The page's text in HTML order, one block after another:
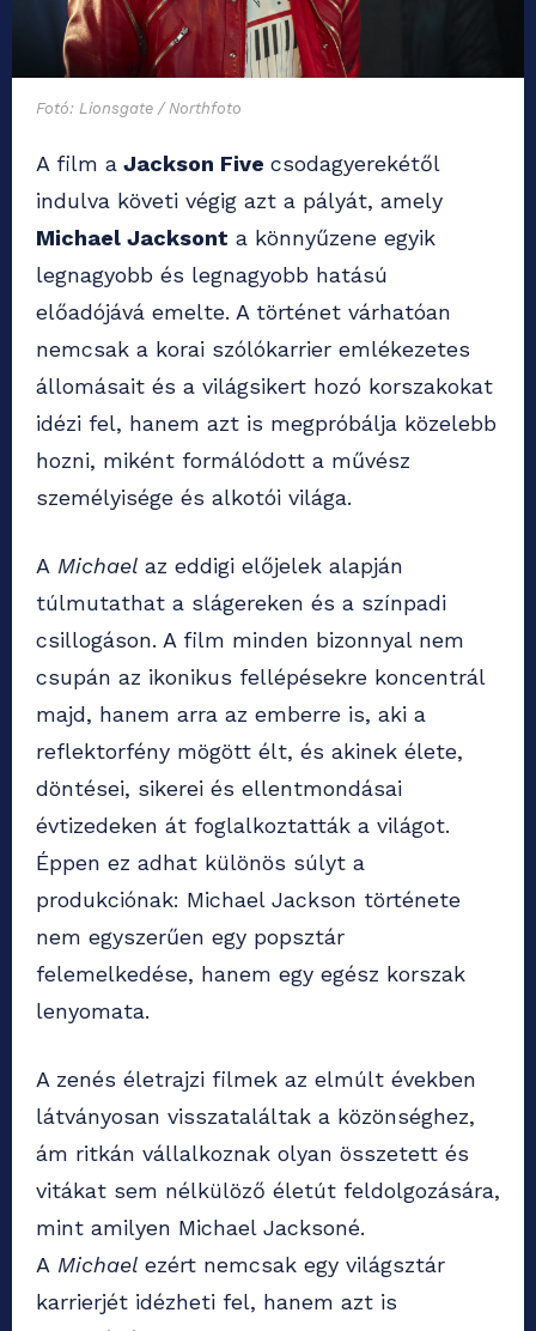
Fotó: Lionsgate / Northfoto
A film a Jackson Five csodagyerekétől
indulva követi végig azt a pályát, amely
Michael Jacksont a könnyűzene egyik
legnagyobb és legnagyobb hatású
előadójává emelte. A történet várhatóan
nemcsak a korai szólókarrier emlékezetes
állomásait és a világsikert hozó korszakokat
idézi fel, hanem azt is megpróbálja közelebb
hozni, miként formálódott a művész
személyisége és alkotói világa.
A Michael az eddigi előjelek alapján
túlmutathat a slágereken és a színpadi
csillogáson. A film minden bizonnyal nem
csupán az ikonikus fellépésekre koncentrál
majd, hanem arra az emberre is, aki a
reflektorfény mögött élt, és akinek élete,
döntései, sikerei és ellentmondásai
évtizedeken át foglalkoztatták a világot.
Éppen ez adhat különös súlyt a
produkciónak: Michael Jackson története
nem egyszerűen egy popsztár
felemelkedése, hanem egy egész korszak
lenyomata.
A zenés életrajzi filmek az elmúlt években
látványosan visszataláltak a közönséghez,
ám ritkán vállalkoznak olyan összetett és
vitákat sem nélkülöző életút feldolgozására,
mint amilyen Michael Jacksoné.
A Michael ezért nemcsak egy világsztár
karrierjét idézheti fel, hanem azt is